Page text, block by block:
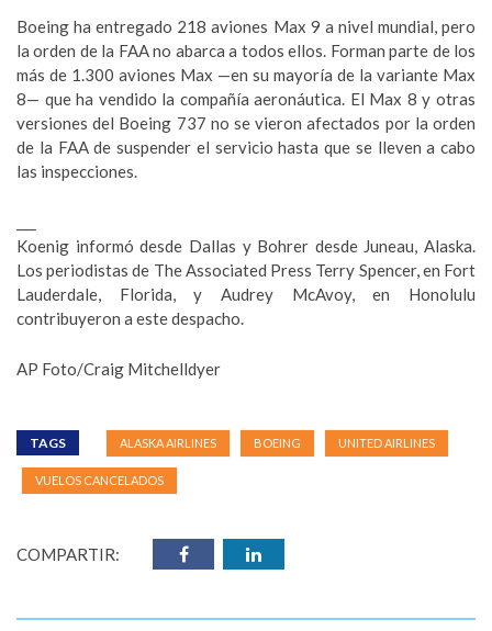
Boeing ha entregado 218 aviones Max 9 a nivel mundial, pero
la orden de la FAA no abarca a todos ellos. Forman parte de los
más de 1.300 aviones Max —en su mayoría de la variante Max
8— que ha vendido la compañía aeronáutica. El Max 8 y otras
versiones del Boeing 737 no se vieron afectados por la orden
de la FAA de suspender el servicio hasta que se lleven a cabo
las inspecciones.
Koenig informó desde Dallas y Bohrer desde Juneau, Alaska.
Los periodistas de The Associated Press Terry Spencer, en Fort
Lauderdale, Florida, y Audrey McAvoy, en Honolulu
contribuyeron a este despacho.
AP Foto/Craig Mitchelldyer
TAGS ALASKA AIRLINES BOEING UNITED AIRLINES
VUELOS CANCELADOS
COMPARTIR: